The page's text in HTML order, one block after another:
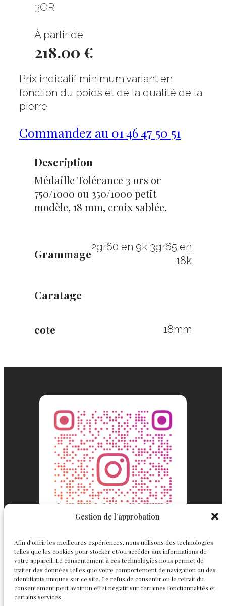
Gestion de l'approbation
Afin d’offrir les meilleures expériences, nous utilisons des technologies
telles que les cookies pour stocker et/ou accéder aux informations de
votre appareil. Le consentement à ces technologies nous permet de
traiter des données telles que votre comportement de navigation ou des
identifiants uniques sur ce site. Le refus de consentir ou le retrait du
consentement peut avoir un effet négatif sur certaines fonctionnalités et
certains services.
3OR
À partir de
218.00 €
Prix indicatif minimum variant en
fonction du poids et de la qualité de la
pierre
Commandez au 01 46 47 50 51
Description
Médaille Tolérance 3 ors or
750/1000 ou 350/1000 petit
modèle, 18 mm, croix sablée.
Grammage
2gr60 en 9k 3gr65 en
18k
Caratage
cote 18mm
Englemond